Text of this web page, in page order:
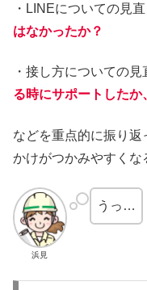
・LINEについての見
はなかったか？
・接し方についての見
る時にサポートした
などを重点的に振り
かけがつかみやすくな
浜見
うっ…